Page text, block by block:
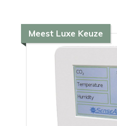
Meest Luxe Keuze